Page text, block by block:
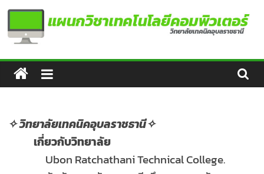
Skip
content
แผนก
วิชา
เทคโนโลยี
คอมพิวเตอร์
✧ วิทยาลัยเทคนิคอุบลราชธานี✧
เกี่ยวกับวิทยาลัย
Ubon Ratchathani Technical College.